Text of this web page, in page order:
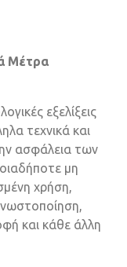
Μέτρα
εξελίξεις
τεχνικά και
ασφάλεια των
μη
χρήση,
και κάθε άλλη